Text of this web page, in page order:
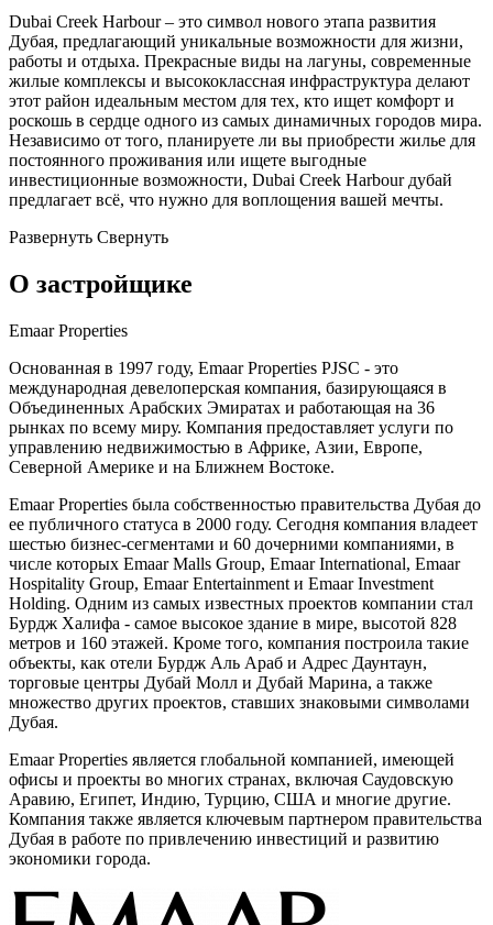
Dubai Creek Harbour – это символ нового этапа развития
Дубая, предлагающий уникальные возможности для жизни,
работы и отдыха. Прекрасные виды на лагуны, современные
жилые комплексы и высококлассная инфраструктура делают
этот район идеальным местом для тех, кто ищет комфорт и
роскошь в сердце одного из самых динамичных городов мира.
Независимо от того, планируете ли вы приобрести жилье для
постоянного проживания или ищете выгодные
инвестиционные возможности, Dubai Creek Harbour дубай
предлагает всё, что нужно для воплощения вашей мечты.
Развернуть Свернуть
О застройщике
Emaar Properties
Основанная в 1997 году, Emaar Properties PJSC - это
международная девелоперская компания, базирующаяся в
Объединенных Арабских Эмиратах и работающая на 36
рынках по всему миру. Компания предоставляет услуги по
управлению недвижимостью в Африке, Азии, Европе,
Северной Америке и на Ближнем Востоке.
Emaar Properties была собственностью правительства Дубая до
ее публичного статуса в 2000 году. Сегодня компания владеет
шестью бизнес-сегментами и 60 дочерними компаниями, в
числе которых Emaar Malls Group, Emaar International, Emaar
Hospitality Group, Emaar Entertainment и Emaar Investment
Holding. Одним из самых известных проектов компании стал
Бурдж Халифа - самое высокое здание в мире, высотой 828
метров и 160 этажей. Кроме того, компания построила такие
объекты, как отели Бурдж Аль Араб и Адрес Даунтаун,
торговые центры Дубай Молл и Дубай Марина, а также
множество других проектов, ставших знаковыми символами
Дубая.
Emaar Properties является глобальной компанией, имеющей
офисы и проекты во многих странах, включая Саудовскую
Аравию, Египет, Индию, Турцию, США и многие другие.
Компания также является ключевым партнером правительства
Дубая в работе по привлечению инвестиций и развитию
экономики города.